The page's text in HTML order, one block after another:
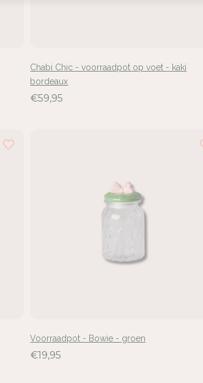
Chabi Chic - voorraadpot op voet - kaki
bordeaux
€59,95
Voorraadpot - Bowie - groen
€19,95
Meld u aan bij uw account
voegen en uw eerder